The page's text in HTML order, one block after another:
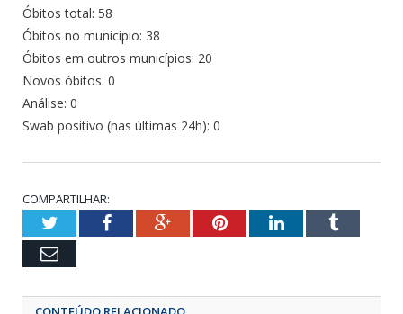
Óbitos total: 58
Óbitos no município: 38
Óbitos em outros municípios: 20
Novos óbitos: 0
Análise: 0
Swab positivo (nas últimas 24h): 0
COMPARTILHAR:
TwitterFacebookGoogle+Pinterest
LinkedIn
Email